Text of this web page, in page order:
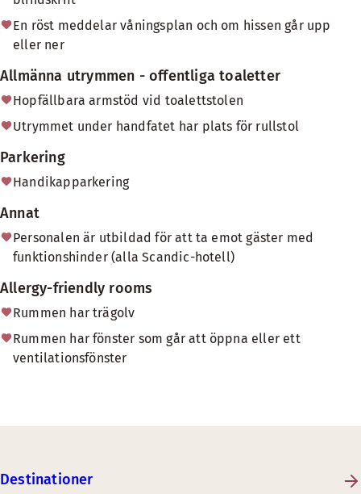
En röst meddelar våningsplan och om hissen går upp
eller ner
Allmänna utrymmen - offentliga toaletter
Hopfällbara armstöd vid toalettstolen
Utrymmet under handfatet har plats för rullstol
Parkering
Handikapparkering
Annat
Personalen är utbildad för att ta emot gäster med
funktionshinder (alla Scandic-hotell)
Allergy-friendly rooms
Rummen har trägolv
Rummen har fönster som går att öppna eller ett
ventilationsfönster
Destinationer